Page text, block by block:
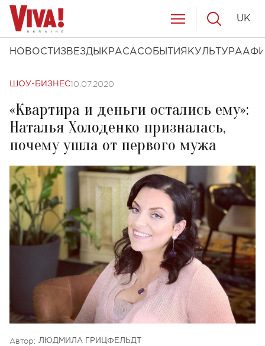
НОВОСТИ ЗВЕЗДЫ КРАСАСОБЫТИЯ КУЛЬТУРА
UK
ШОУ-БИЗНЕС10.07.2020
«Квартира и деньги остались ему»:
Наталья Холоденко призналась,
почему ушла от первого мужа
Автор: ЛЮДМИЛА ГРИЦФЕЛЬДТ